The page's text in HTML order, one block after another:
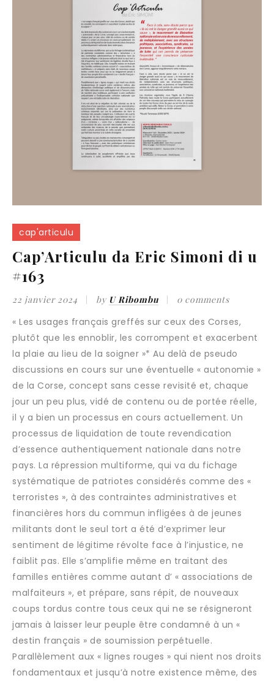
cap'articulu
Cap’Articulu da Eric Simoni di u
#163
22 janvier 2024 by U Ribombu 0 comments
« Les usages français greffés sur ceux des Corses,
plutôt que les ennoblir, les corrompent et exacerbent
la plaie au lieu de la soigner »* Au delà de pseudo
discussions en cours sur une éventuelle « autonomie »
de la Corse, concept sans cesse revisité et, chaque
jour un peu plus, vidé de contenu ou de portée réelle,
il y a bien un processus en cours actuellement. Un
processus de liquidation de toute revendication
d’essence authentiquement nationale dans notre
pays. La répression multiforme, qui va du fichage
systématique de patriotes considérés comme des «
terroristes », à des contraintes administratives et
financières hors du commun infligées à de jeunes
militants dont le seul tort a été d’exprimer leur
sentiment de légitime révolte face à l’injustice, ne
faiblit pas. Elle s’amplifie même en traitant des
familles entières comme autant d’ « associations de
malfaiteurs », et prépare, sans répit, de nouveaux
coups tordus contre tous ceux qui ne se résigneront
jamais à laisser leur peuple être condamné à un «
destin français » de soumission perpétuelle.
Parallèlement aux « lignes rouges » qui nient nos droits
fondamentaux et jusqu’à notre existence même, des